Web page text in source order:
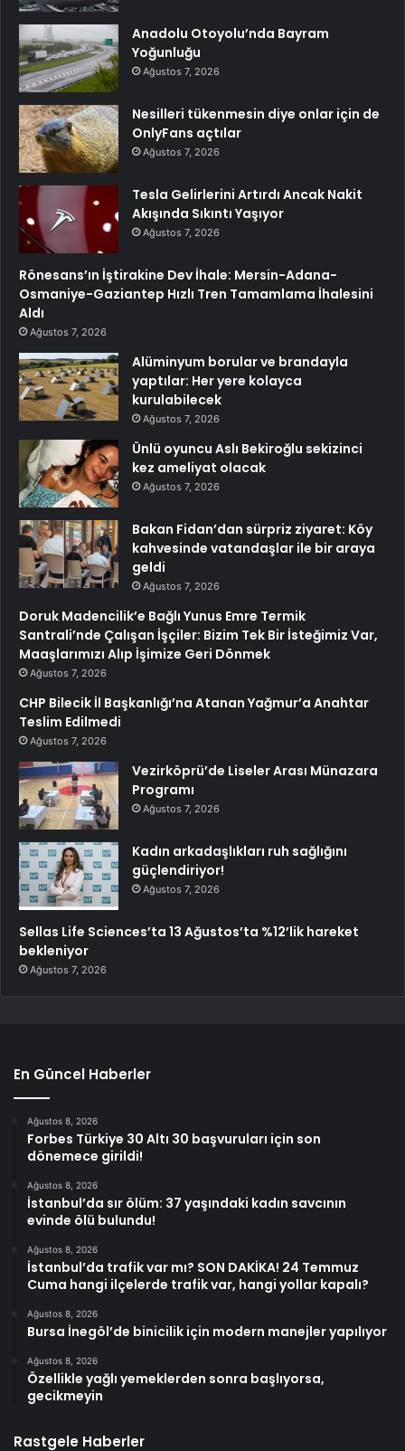
Anadolu Otoyolu’nda Bayram
Yoğunluğu
Ağustos 7, 2026
Nesilleri tükenmesin diye onlar için de
OnlyFans açtılar
Ağustos 7, 2026
Tesla Gelirlerini Artırdı Ancak Nakit
Akışında Sıkıntı Yaşıyor
Ağustos 7, 2026
Rönesans’ın İştirakine Dev İhale: Mersin-Adana-
Osmaniye-Gaziantep Hızlı Tren Tamamlama İhalesini
Aldı
Ağustos 7, 2026
Alüminyum borular ve brandayla
yaptılar: Her yere kolayca
kurulabilecek
Ağustos 7, 2026
Ünlü oyuncu Aslı Bekiroğlu sekizinci
kez ameliyat olacak
Ağustos 7, 2026
Bakan Fidan’dan sürpriz ziyaret: Köy
kahvesinde vatandaşlar ile bir araya
geldi
Ağustos 7, 2026
Doruk Madencilik’e Bağlı Yunus Emre Termik
Santrali’nde Çalışan İşçiler: Bizim Tek Bir İsteğimiz Var,
Maaşlarımızı Alıp İşimize Geri Dönmek
Ağustos 7, 2026
CHP Bilecik İl Başkanlığı’na Atanan Yağmur’a Anahtar
Teslim Edilmedi
Ağustos 7, 2026
Vezirköprü’de Liseler Arası Münazara
Programı
Ağustos 7, 2026
Kadın arkadaşlıkları ruh sağlığını
güçlendiriyor!
Ağustos 7, 2026
Sellas Life Sciences’ta 13 Ağustos’ta %12’lik hareket
bekleniyor
Ağustos 7, 2026
En Güncel Haberler
Ağustos 8, 2026
Forbes Türkiye 30 Altı 30 başvuruları için son
dönemece girildi!
Ağustos 8, 2026
İstanbul’da sır ölüm: 37 yaşındaki kadın savcının
evinde ölü bulundu!
Ağustos 8, 2026
İstanbul’da trafik var mı? SON DAKİKA! 24 Temmuz
Cuma hangi ilçelerde trafik var, hangi yollar kapalı?
Ağustos 8, 2026
Bursa İnegöl’de binicilik için modern manejler yapılıyor
Ağustos 8, 2026
Özellikle yağlı yemeklerden sonra başlıyorsa,
gecikmeyin
Rastgele Haberler